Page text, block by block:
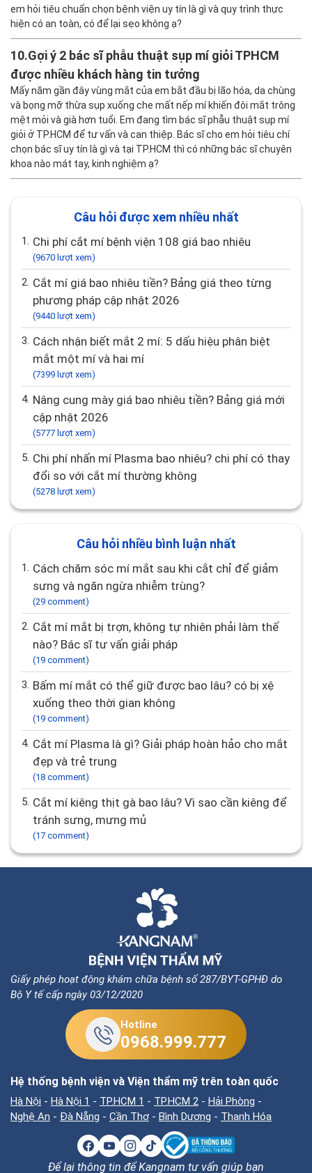
em hỏi tiêu chuẩn chọn bệnh viện uy tín là gì và quy trình thực
hiện có an toàn, có để lại sẹo không ạ?
10.Gợi ý 2 bác sĩ phẫu thuật sụp mí giỏi TPHCM
được nhiều khách hàng tin tưởng
Mấy năm gần đây vùng mắt của em bắt đầu bị lão hóa, da chùng
và bọng mỡ thừa sụp xuống che mất nếp mí khiến đôi mắt trông
mệt mỏi và già hơn tuổi. Em đang tìm bác sĩ phẫu thuật sụp mí
giỏi ở TP.HCM để tư vấn và can thiệp. Bác sĩ cho em hỏi tiêu chí
chọn bác sĩ uy tín là gì và tại TP.HCM thì có những bác sĩ chuyên
khoa nào mát tay, kinh nghiệm ạ?
Câu hỏi được xem nhiều nhất
1. Chi phí cắt mí bệnh viện 108 giá bao nhiêu
(9670 lượt xem)
2. Cắt mí giá bao nhiêu tiền? Bảng giá theo từng
phương pháp cập nhật 2026
(9440 lượt xem)
3. Cách nhận biết mắt 2 mí: 5 dấu hiệu phân biệt
mắt một mí và hai mí
(7399 lượt xem)
4. Nâng cung mày giá bao nhiêu tiền? Bảng giá mới
cập nhật 2026
(5777 lượt xem)
5. Chi phí nhấn mí Plasma bao nhiêu? chi phí có thay
đổi so với cắt mí thường không
(5278 lượt xem)
Câu hỏi nhiều bình luận nhất
1. Cách chăm sóc mí mắt sau khi cắt chỉ để giảm
sưng và ngăn ngừa nhiễm trùng?
(29 comment)
2. Cắt mí mắt bị trợn, không tự nhiên phải làm thế
nào? Bác sĩ tư vấn giải pháp
(19 comment)
3. Bấm mí mắt có thể giữ được bao lâu? có bị xệ
xuống theo thời gian không
(19 comment)
4. Cắt mí Plasma là gì? Giải pháp hoàn hảo cho mắt
đẹp và trẻ trung
(18 comment)
5. Cắt mí kiêng thịt gà bao lâu? Vì sao cần kiêng để
tránh sưng, mưng mủ
(17 comment)
Giấy phép hoạt động khám chữa bệnh số 287/BYT-GPHĐ do
Bộ Y tế cấp ngày 03/12/2020
Hotline
0968.999.777
Hệ thống bệnh viện và Viện thẩm mỹ trên toàn quốc
Hà Nội - Hà Nội 1 - TP.HCM 1 - TP.HCM 2 - Hải Phòng -
Nghệ An - Đà Nẵng - Cần Thơ - Bình Dương - Thanh Hóa
Để lại thông tin để Kangnam tư vấn giúp bạn